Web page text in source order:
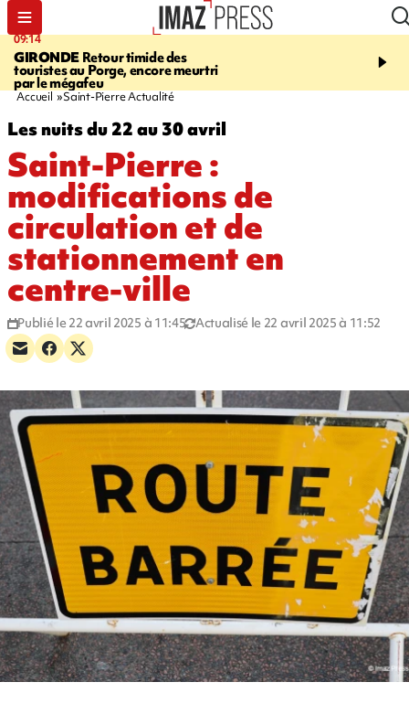
09:14
GIRONDE Retour timide des
touristes au Porge, encore meurtri
par le mégafeu
13:09
Des
font cinq morts en
Accueil Saint-Pierre Actualité
Les nuits du 22 au 30 avril
Saint-Pierre :
modifications de
circulation et de
stationnement en
centre-ville
Publié le 22 avril 2025 à 11:45 Actualisé le 22 avril 2025 à 11:52